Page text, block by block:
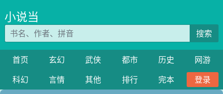
小说当
搜索
首页 玄幻 武侠 都市 历史
网游
科幻
言情 其他 排行 完本
登录